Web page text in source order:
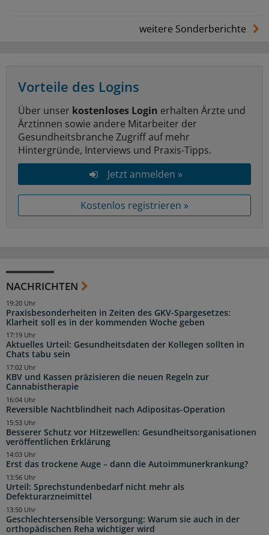
weitere Sonderberichte
Vorteile des Logins
Über unser kostenloses Login erhalten Ärzte und
Ärztinnen sowie andere Mitarbeiter der
Gesundheitsbranche Zugriff auf mehr
Hintergründe, Interviews und Praxis-Tipps.
Jetzt anmelden »
Kostenlos registrieren »
NACHRICHTEN
Praxisbesonderheiten in Zeiten des GKV-Spargesetzes:
Klarheit soll es in der kommenden Woche geben
19:20 Uhr
Aktuelles Urteil: Gesundheitsdaten der Kollegen sollten in
Chats tabu sein
17:19 Uhr
KBV und Kassen präzisieren die neuen Regeln zur
Cannabistherapie
17:02 Uhr
Reversible Nachtblindheit nach Adipositas-Operation
16:04 Uhr
Besserer Schutz vor Hitzewellen: Gesundheitsorganisationen
veröffentlichen Erklärung
15:53 Uhr
Erst das trockene Auge – dann die Autoimmunerkrankung?
14:03 Uhr
Urteil: Sprechstundenbedarf nicht mehr als
Defekturarzneimittel
13:56 Uhr
Geschlechtersensible Versorgung: Warum sie auch in der
orthopädischen Reha wichtiger wird
13:50 Uhr